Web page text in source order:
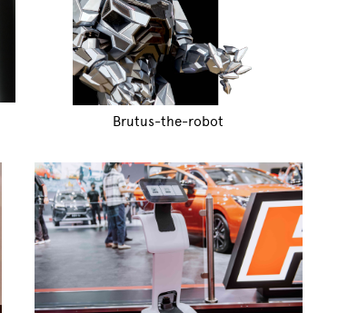
Brutus-the-robot